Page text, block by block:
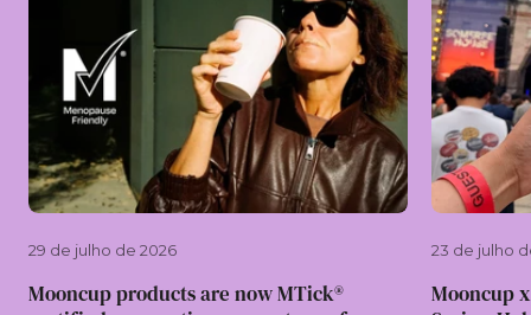
29 de julho de 2026
Mooncup products are now MTick®
23 de julho
Mooncup